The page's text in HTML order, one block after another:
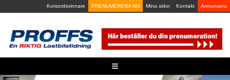
to
Korsordsvinnare PRENUMERERA NU Mina sidor Kontakt Annonsera
≡